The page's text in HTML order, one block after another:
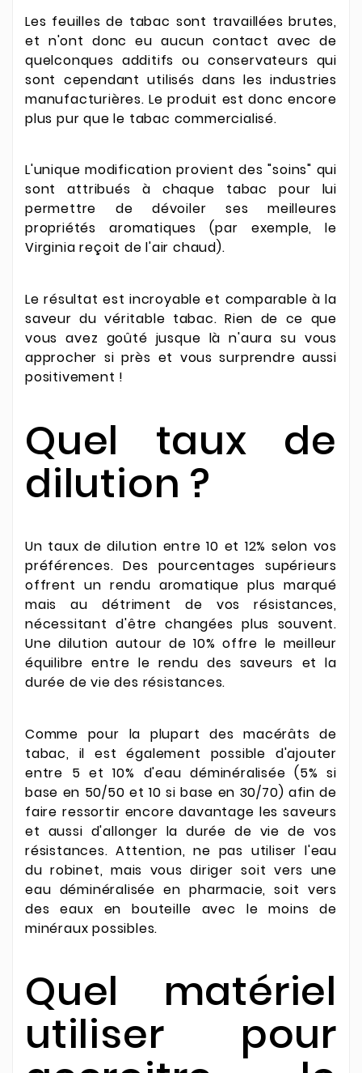
Les feuilles de tabac sont travaillées brutes,
et n'ont donc eu aucun contact avec de
quelconques additifs ou conservateurs qui
sont cependant utilisés dans les industries
manufacturières. Le produit est donc encore
plus pur que le tabac commercialisé.
L'unique modification provient des "soins" qui
sont attribués à chaque tabac pour lui
permettre de dévoiler ses meilleures
propriétés aromatiques (par exemple, le
Virginia reçoit de l'air chaud).
Le résultat est incroyable et comparable à la
saveur du véritable tabac. Rien de ce que
vous avez goûté jusque là n'aura su vous
approcher si près et vous surprendre aussi
positivement !
Quel taux de
dilution ?
Un taux de dilution entre 10 et 12% selon vos
préférences. Des pourcentages supérieurs
offrent un rendu aromatique plus marqué
mais au détriment de vos résistances,
nécessitant d'être changées plus souvent.
Une dilution autour de 10% offre le meilleur
équilibre entre le rendu des saveurs et la
durée de vie des résistances.
Comme pour la plupart des macérâts de
tabac, il est également possible d'ajouter
entre 5 et 10% d'eau déminéralisée (5% si
base en 50/50 et 10 si base en 30/70) afin de
faire ressortir encore davantage les saveurs
et aussi d'allonger la durée de vie de vos
résistances. Attention, ne pas utiliser l'eau
du robinet, mais vous diriger soit vers une
eau déminéralisée en pharmacie, soit vers
des eaux en bouteille avec le moins de
minéraux possibles.
Quel matériel
utiliser pour